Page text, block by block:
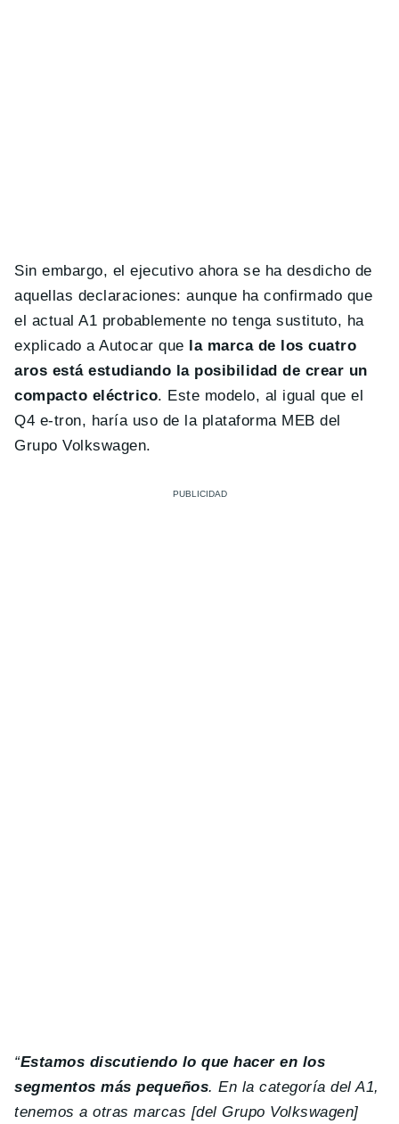
Sin embargo, el ejecutivo ahora se ha desdicho de
aquellas declaraciones: aunque ha confirmado que
el actual A1 probablemente no tenga sustituto, ha
explicado a Autocar que
la marca de los cuatro
aros está estudiando la posibilidad de crear un
compacto eléctrico. Este modelo, al igual que el
Q4 e-tron, haría uso de la plataforma MEB del
Grupo Volkswagen.
“Estamos discutiendo lo que hacer en los
segmentos más pequeños. En la categoría del A1,
tenemos a otras marcas [del Grupo Volkswagen]